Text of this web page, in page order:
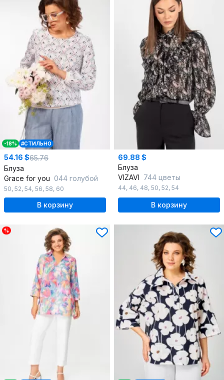
-18% #СТИЛЬНО
54.16 $65.76
Блуза
Grace for you 044 голубой
50, 52, 54, 56, 58, 60
В корзину
69.88 $
Блуза
VIZAVI 744 цветы
44, 46, 48, 50, 52, 54
В корзину
%